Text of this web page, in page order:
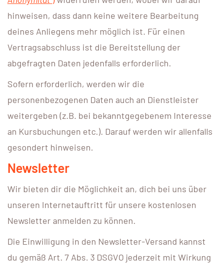
hinweisen, dass dann keine weitere Bearbeitung
deines Anliegens mehr möglich ist. Für einen
Vertragsabschluss ist die Bereitstellung der
abgefragten Daten jedenfalls erforderlich.
Sofern erforderlich, werden wir die
personenbezogenen Daten auch an Dienstleister
weitergeben (z.B. bei bekanntgegebenem Interesse
an Kursbuchungen etc.). Darauf werden wir allenfalls
gesondert hinweisen.
Newsletter
Wir bieten dir die Möglichkeit an, dich bei uns über
unseren Internetauftritt für unsere kostenlosen
Newsletter anmelden zu können.
Die Einwilligung in den Newsletter-Versand kannst
du gemäß Art. 7 Abs. 3 DSGVO jederzeit mit Wirkung